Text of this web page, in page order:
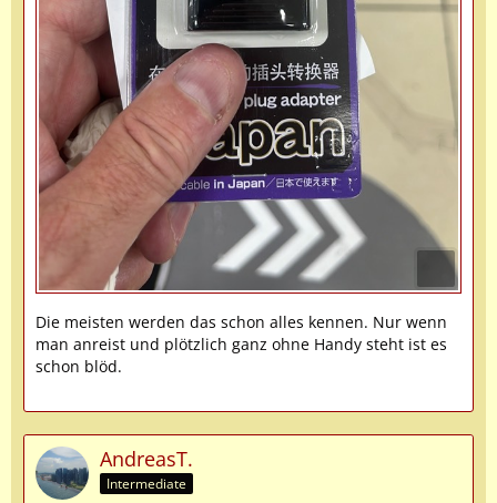
Die meisten werden das schon alles kennen. Nur wenn
man anreist und plötzlich ganz ohne Handy steht ist es
schon blöd.
AndreasT.
Intermediate